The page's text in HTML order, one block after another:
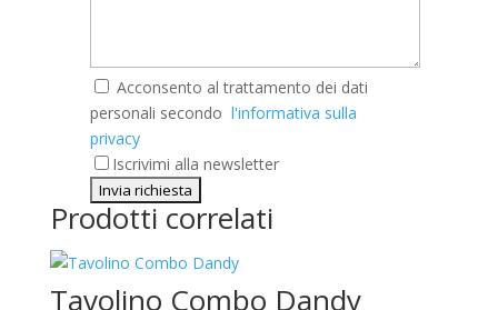
Acconsento al trattamento dei dati
personali secondo l'informativa sulla
privacy
Iscrivimi alla newsletter
Prodotti correlati
Tavolino Combo Dandy